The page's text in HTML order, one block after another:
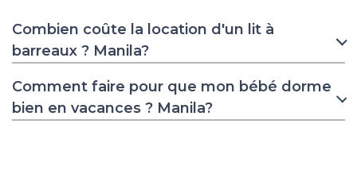
Combien coûte la location d'un lit à
barreaux ? Manila?
Comment faire pour que mon bébé dorme
bien en vacances ? Manila?